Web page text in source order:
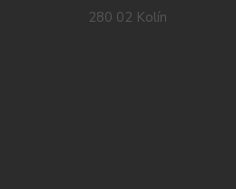
280 02 Kolín